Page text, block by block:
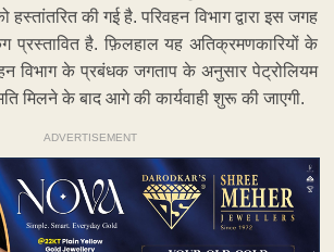
हस्तांतरित की गई है. परिवहन विभाग द्वारा इस जगह
प्रस्तावित है. फ़िलहाल यह अतिक्रमणकारियों के
विभाग के प्रबंधक जगताप के अनुसार पेट्रोलियम
मिलने के बाद आगे की कार्यवाही शुरू की जाएगी.
ADVERTISEMENT